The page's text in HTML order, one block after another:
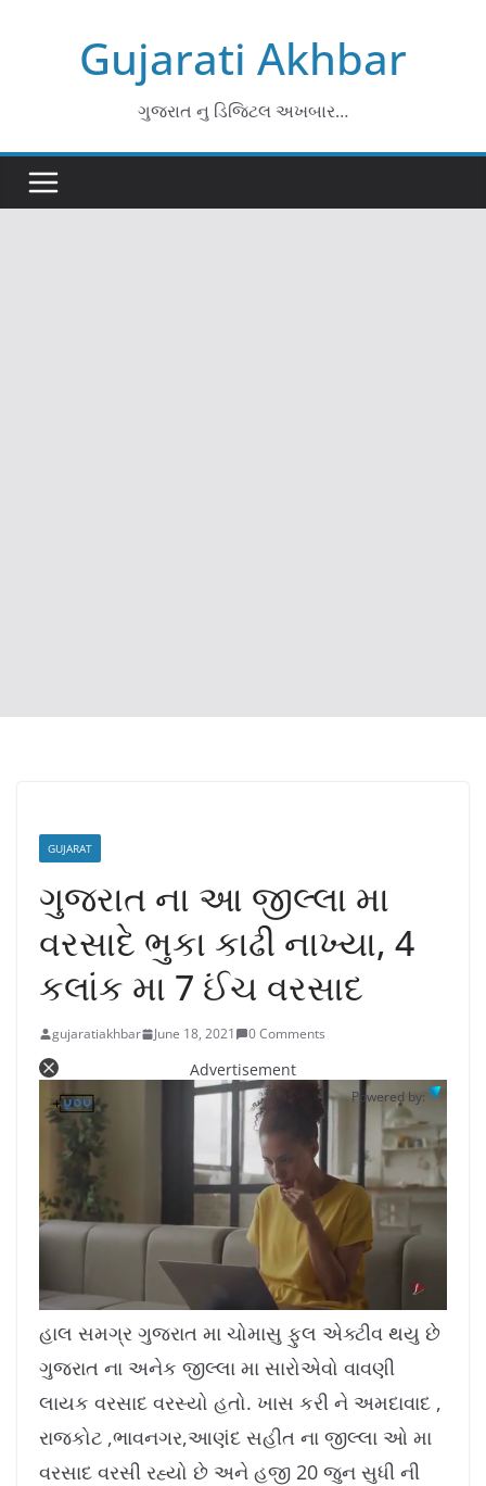
Gujarati Akhbar
ગુજરાત નુ ડિજિટલ અખબાર…
GUJARAT
ગુજરાત ના આ જીલ્લા મા
વરસાદે ભુકા કાઢી નાખ્યા, 4
કલાંક મા 7 ઈંચ વરસાદ
gujaratiakhbar June 18, 2021 0 Comments
Advertisement
Powered by:
n
u
t
d
e
:
1
4
હાલ સમગ્ર ગુજરાત મા ચોમાસુ ફુલ એક્ટીવ થયુ છે
ગુજરાત ના અનેક જીલ્લા મા સારોએવો વાવણી
લાયક વરસાદ વરસ્યો હતો. ખાસ કરી ને અમદાવાદ ,
રાજકોટ ,ભાવનગર,આણંદ સહીત ના જીલ્લા ઓ મા
વરસાદ વરસી રહ્યો છે અને હજી 20 જુન સુધી ની